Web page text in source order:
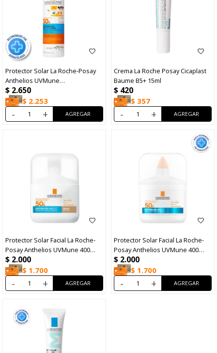
Protector Solar La Roche-Posay
Anthelios UVMune
Dermopediátrico Spray FPS50+
200ml
$ 2.650
$ 2.253
- +
Crema La Roche Posay Cicaplast
Baume B5+ 15ml
$ 420
$ 357
- +
Protector Solar Facial La Roche-
Posay Anthelios UVMune 400
FPS50+ Tono Medium 50ml
$ 2.000
$ 1.700
- +
Protector Solar Facial La Roche-
Posay Anthelios UVMune 400
FPS50+ 50ml
$ 2.000
$ 1.700
- +